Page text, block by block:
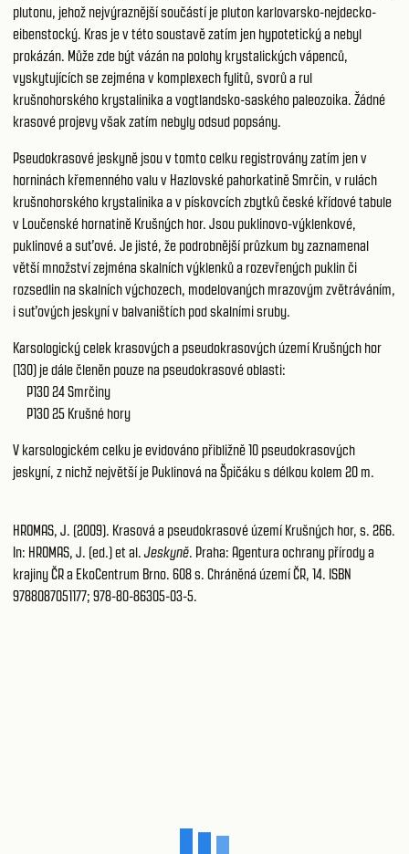
plutonu, jehož nejvýraznější součástí je pluton karlovarsko-nejdecko-
eibenstocký. Kras je v této soustavě zatím jen hypotetický a nebyl
prokázán. Může zde být vázán na polohy krystalických vápenců,
vyskytujících se zejména v komplexech fylitů, svorů a rul
krušnohorského krystalinika a vogtlandsko-saského paleozoika. Žádné
krasové projevy však zatím nebyly odsud popsány.
Pseudokrasové jeskyně jsou v tomto celku registrovány zatím jen v
horninách křemenného valu v Hazlovské pahorkatině Smrčin, v rulách
krušnohorského krystalinika a v pískovcích zbytků české křídové tabule
v Loučenské hornatině Krušných hor. Jsou puklinovo-výklenkové,
puklinové a suťové. Je jisté, že podrobnější průzkum by zaznamenal
větší množství zejména skalních výklenků a rozevřených puklin či
rozsedlin na skalních výchozech, modelovaných mrazovým zvětráváním,
i suťových jeskyní v balvaništích pod skalními sruby.
Karsologický celek krasových a pseudokrasových území Krušných hor
(130) je dále členěn pouze na pseudokrasové oblasti:
P130 24 Smrčiny
P130 25 Krušné hory
V karsologickém celku je evidováno přibližně 10 pseudokrasových
jeskyní, z nichž největší je Puklinová na Špičáku s délkou kolem 20 m.
HROMAS, J. (2009). Krasová a pseudokrasové území Krušných hor, s. 266.
In: HROMAS, J. (ed.) et al.Jeskyně. Praha: Agentura ochrany přírody a
krajiny ČR a EkoCentrum Brno. 608 s. Chráněná území ČR, 14. ISBN
9788087051177; 978-80-86305-03-5.